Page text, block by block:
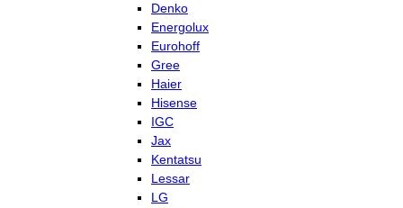
Denko
Energolux
Eurohoff
Gree
Haier
Hisense
IGC
Jax
Kentatsu
Lessar
LG